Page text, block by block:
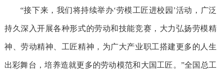
“接下来，我们将持续举办‘劳模工匠进校园’活动，广泛
持久深入开展各种形式的劳动和技能竞赛，大力弘扬劳模精
神、劳动精神、工匠精神，为广大产业职工搭建更多的人生
出彩舞台，培养造就更多的劳动模范和大国工匠。”全国总工